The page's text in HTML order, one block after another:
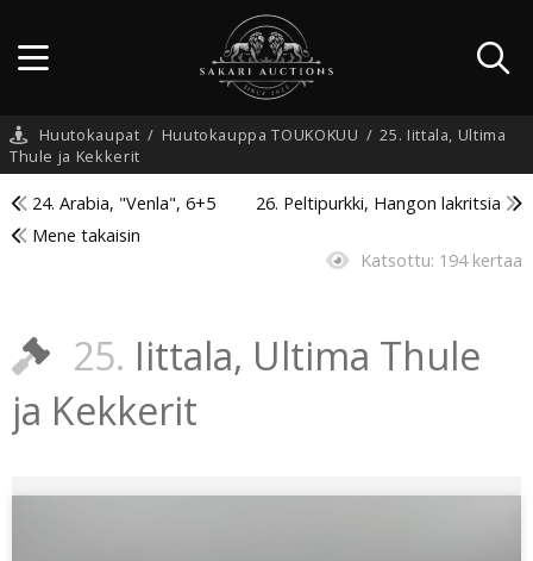
Huutokaupat / Huutokauppa TOUKOKUU / 25. Iittala, Ultima
Thule ja Kekkerit
24. Arabia, "Venla", 6+5
26. Peltipurkki, Hangon lakritsia
Mene takaisin
Katsottu: 194 kertaa
25. Iittala, Ultima Thule
ja Kekkerit